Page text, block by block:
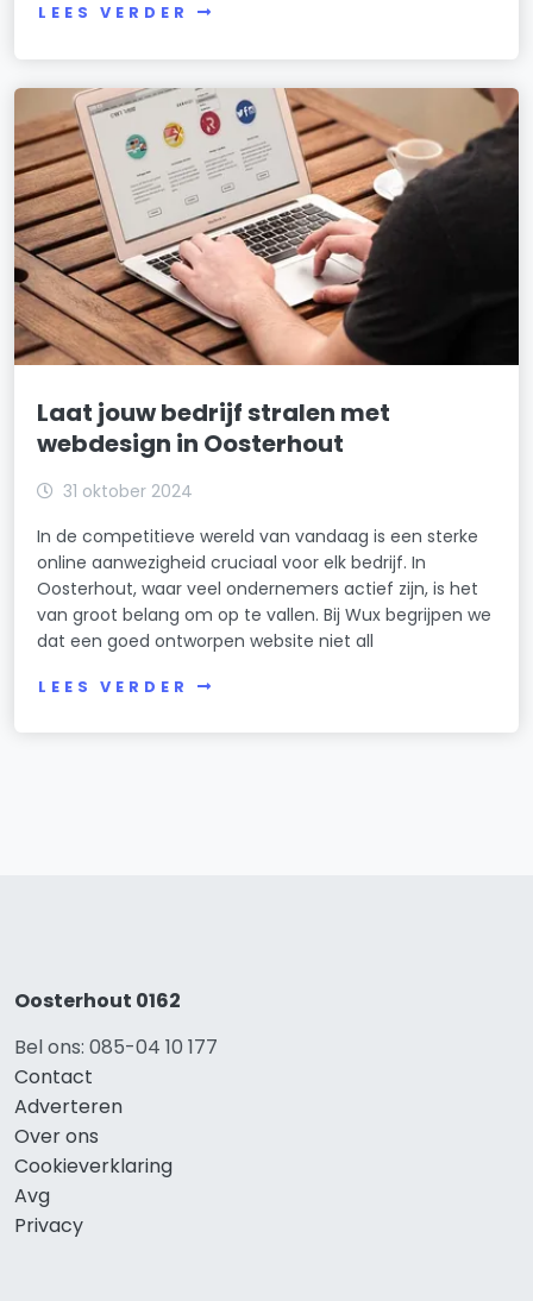
LEES VERDER
Laat jouw bedrijf stralen met
webdesign in Oosterhout
31 oktober 2024
In de competitieve wereld van vandaag is een sterke
online aanwezigheid cruciaal voor elk bedrijf. In
Oosterhout, waar veel ondernemers actief zijn, is het
van groot belang om op te vallen. Bij Wux begrijpen we
dat een goed ontworpen website niet all
LEES VERDER
Oosterhout 0162
Bel ons: 085-04 10 177
Contact
Adverteren
Over ons
Cookieverklaring
Avg
Privacy